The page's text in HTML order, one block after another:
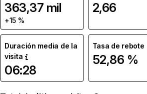
363,37 mil
+15 %
2,66
Duración media de la
visita
06:28
Tasa de rebote
52,86 %